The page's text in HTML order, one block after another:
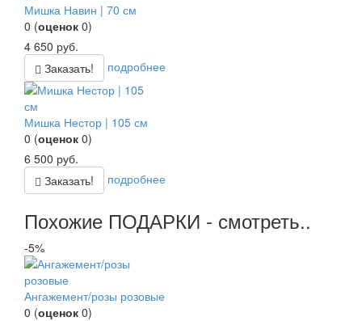
Мишка Навин | 70 см
0 (оценок 0)
4 650 руб.
Заказать!
подробнее
Мишка Нестор | 105 см
0 (оценок 0)
6 500 руб.
Заказать!
подробнее
Похожие ПОДАРКИ - смотреть..
-5%
Ангажемент/розы розовые
0 (оценок 0)